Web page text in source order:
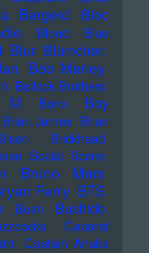
Bargeld
Bloc
Blood
Blue
Blur Blümchen
Bob Marley
Bollock Brothers
M Bono
Boy
Brian James Brian
Brickhead
Social Scene
Bruno Mars
Ferry BTS
Bush Bushido
Cabaret
Captain Ahabs